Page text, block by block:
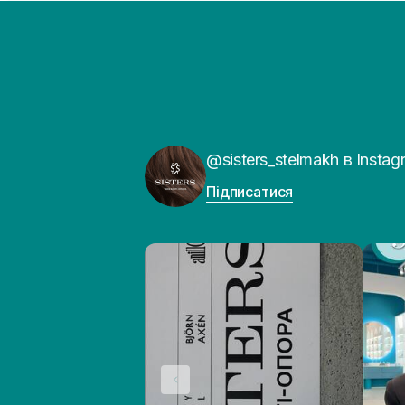
@sisters_stelmakh в
Підписатися